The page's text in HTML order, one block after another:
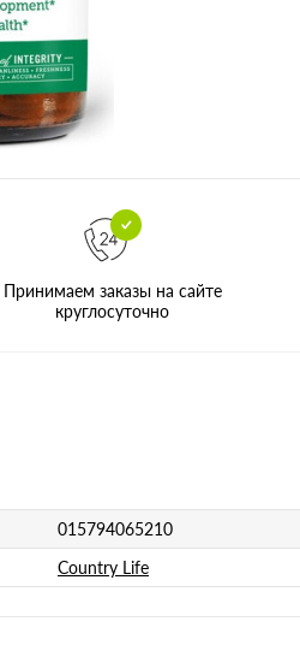
Принимаем заказы на сайте
круглосуточно
015794065210
Country Life